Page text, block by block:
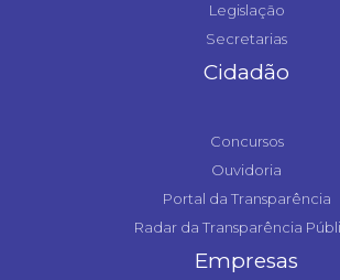
Legislação
Secretarias
Cidadão
Concursos
Ouvidoria
Portal da Transparência
Radar da Transparência
Empresas